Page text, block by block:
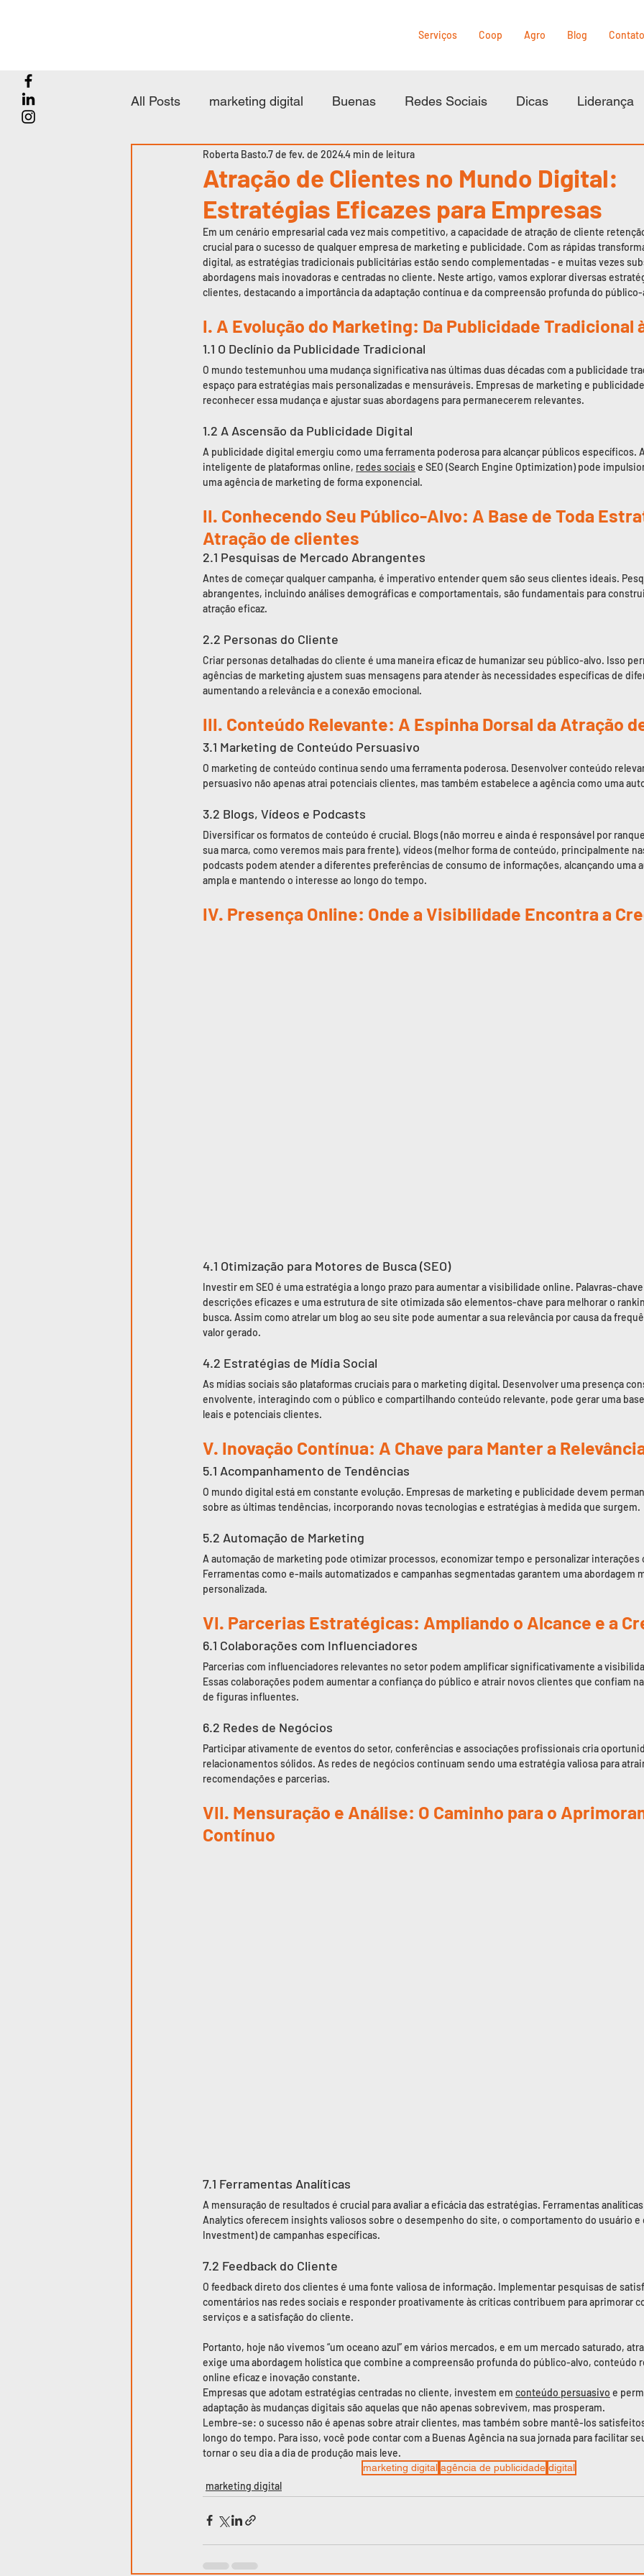
Serviços Coop Agro Blog Contato
All Posts marketing digital Buenas Redes Sociais Dicas Liderança
Inteligência Artificial
Atração de Clientes no Mundo Digital:
Estratégias Eficazes para Empresas
Roberta Basto7 de fev. de 20244 min de leitura
Em um cenário empresarial cada vez mais competitivo, a capacidade de atração de cliente
crucial para o sucesso de qualquer empresa de marketing e publicidade. Com as rápidas
digital, as estratégias tradicionais publicitárias estão sendo complementadas - e muitas vezes
abordagens mais inovadoras e centradas no cliente. Neste artigo, vamos explorar diversas
clientes, destacando a importância da adaptação contínua e da compreensão profunda do público-
I. A Evolução do Marketing: Da Publicidade Tradicional
1.1 O Declínio da Publicidade Tradicional
O mundo testemunhou uma mudança significativa nas últimas duas décadas com a publicidade
espaço para estratégias mais personalizadas e mensuráveis. Empresas de marketing e
reconhecer essa mudança e ajustar suas abordagens para permanecerem relevantes.
1.2 A Ascensão da Publicidade Digital
A publicidade digital emergiu como uma ferramenta poderosa para alcançar públicos específicos.
inteligente de plataformas online, redes sociais e SEO (Search Engine Optimization) pode
uma agência de marketing de forma exponencial.
II. Conhecendo Seu Público-Alvo: A Base de Toda
Atração de clientes
2.1 Pesquisas de Mercado Abrangentes
Antes de começar qualquer campanha, é imperativo entender quem são seus clientes ideais.
abrangentes, incluindo análises demográficas e comportamentais, são fundamentais para
atração eficaz.
2.2 Personas do Cliente
Criar personas detalhadas do cliente é uma maneira eficaz de humanizar seu público-alvo. Isso
agências de marketing ajustem suas mensagens para atender às necessidades específicas de
aumentando a relevância e a conexão emocional.
III. Conteúdo Relevante: A Espinha Dorsal da Atração
3.1 Marketing de Conteúdo Persuasivo
O marketing de conteúdo continua sendo uma ferramenta poderosa. Desenvolver conteúdo
persuasivo não apenas atrai potenciais clientes, mas também estabelece a agência como uma
3.2 Blogs, Vídeos e Podcasts
Diversificar os formatos de conteúdo é crucial. Blogs (não morreu e ainda é responsável por
sua marca, como veremos mais para frente), vídeos (melhor forma de conteúdo, principalmente
podcasts podem atender a diferentes preferências de consumo de informações, alcançando uma
ampla e mantendo o interesse ao longo do tempo.
IV. Presença Online: Onde a Visibilidade Encontra a
4.1 Otimização para Motores de Busca (SEO)
Investir em SEO é uma estratégia a longo prazo para aumentar a visibilidade online. Palavras-
descrições eficazes e uma estrutura de site otimizada são elementos-chave para melhorar o
busca. Assim como atrelar um blog ao seu site pode aumentar a sua relevância por causa da
valor gerado.
4.2 Estratégias de Mídia Social
As mídias sociais são plataformas cruciais para o marketing digital. Desenvolver uma presença
envolvente, interagindo com o público e compartilhando conteúdo relevante, pode gerar uma
leais e potenciais clientes.
V. Inovação Contínua: A Chave para Manter a
5.1 Acompanhamento de Tendências
O mundo digital está em constante evolução. Empresas de marketing e publicidade devem
sobre as últimas tendências, incorporando novas tecnologias e estratégias à medida que surgem.
5.2 Automação de Marketing
A automação de marketing pode otimizar processos, economizar tempo e personalizar interações
Ferramentas como e-mails automatizados e campanhas segmentadas garantem uma abordagem
personalizada.
VI. Parcerias Estratégicas: Ampliando o Alcance e a
6.1 Colaborações com Influenciadores
Parcerias com influenciadores relevantes no setor podem amplificar significativamente a
Essas colaborações podem aumentar a confiança do público e atrair novos clientes que confiam
de figuras influentes.
6.2 Redes de Negócios
Participar ativamente de eventos do setor, conferências e associações profissionais cria
relacionamentos sólidos. As redes de negócios continuam sendo uma estratégia valiosa para
recomendações e parcerias.
VII. Mensuração e Análise: O Caminho para o
Contínuo
7.1 Ferramentas Analíticas
A mensuração de resultados é crucial para avaliar a eficácia das estratégias. Ferramentas
Analytics oferecem insights valiosos sobre o desempenho do site, o comportamento do usuário e
Investment) de campanhas específicas.
7.2 Feedback do Cliente
O feedback direto dos clientes é uma fonte valiosa de informação. Implementar pesquisas de
comentários nas redes sociais e responder proativamente às críticas contribuem para aprimorar
serviços e a satisfação do cliente.
Portanto, hoje não vivemos “um oceano azul” em vários mercados, e em um mercado saturado,
exige uma abordagem holística que combine a compreensão profunda do público-alvo, conteúdo
online eficaz e inovação constante.
Empresas que adotam estratégias centradas no cliente, investem em conteúdo persuasivo e
adaptação às mudanças digitais são aquelas que não apenas sobrevivem, mas prosperam.
Lembre-se: o sucesso não é apenas sobre atrair clientes, mas também sobre mantê-los
longo do tempo. Para isso, você pode contar com a Buenas Agência na sua jornada para facilitar
tornar o seu dia a dia de produção mais leve.
marketing digital agência de publicidade digital
marketing digital